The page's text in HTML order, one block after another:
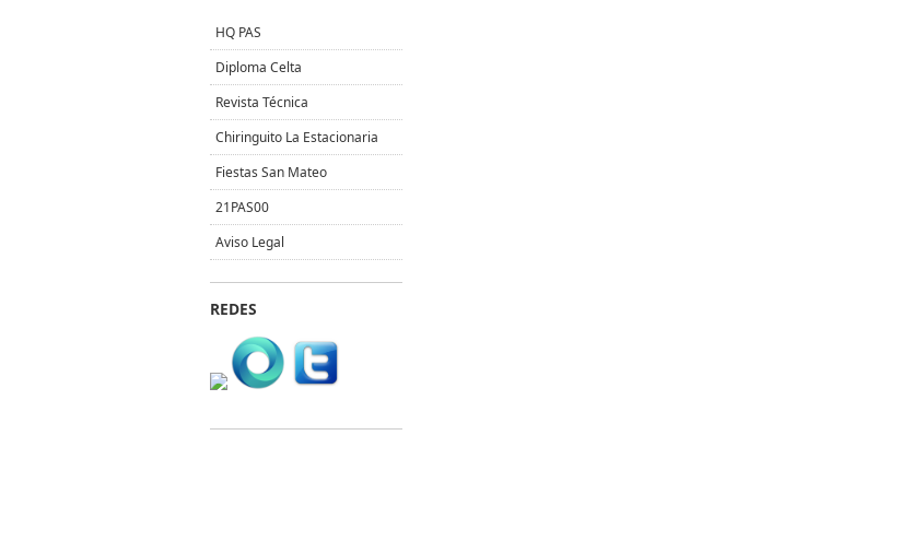
HQ PAS
Diploma Celta
Revista Técnica
Chiringuito La Estacionaria
Fiestas San Mateo
21PAS00
Aviso Legal
REDES